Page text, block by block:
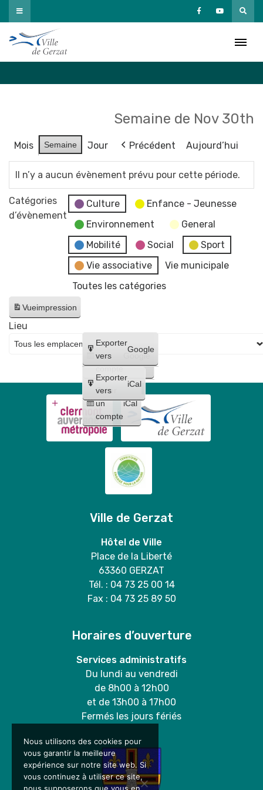
Passer
au
contenu
Semaine de Nov 30th
Mois Semaine Jour Précédent Aujourd’hui
Il n’y a aucun évènement prévu pour cette période.
Catégories
d’évènement
Culture
Enfance - Jeunesse
Environnement
General
Mobilité
Social
Sport
Vie associative
Vie municipale
Toutes les catégories
Vueimpression
Créer
un
compte
Google
Créer
un
compte
iCal
Exporter
vers
Google
Exporter
vers
iCal
Lieu
Ville de Gerzat
Hôtel de Ville
Place de la Liberté
63360 GERZAT
Tél. : 04 73 25 00 14
Fax : 04 73 25 89 50
Horaires d’ouverture
Services administratifs
Du lundi au vendredi
de 8h00 à 12h00
et de 13h00 à 17h00
Fermés les jours fériés
Nous utilisons des cookies pour
vous garantir la meilleure
expérience sur notre site web. Si
vous continuez à utiliser ce site,